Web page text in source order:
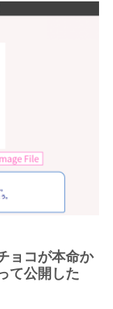
ョコが本命か
て公開した